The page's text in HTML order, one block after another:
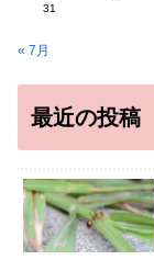
31
« 7月
最近の投稿